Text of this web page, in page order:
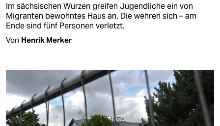
Im sächsischen Wurzen greifen Jugendliche ein von
Migranten bewohntes Haus an. Die wehren sich – am
Ende sind fünf Personen verletzt.
Von Henrik Merker